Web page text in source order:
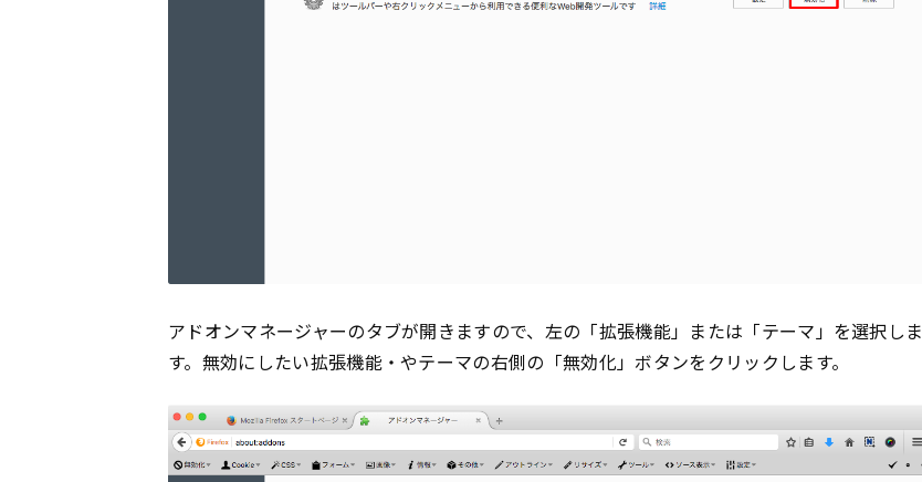
アドオンマネージャーのタブが開きますので、左の「拡張機能」または「テーマ」を選択しま
す。無効にしたい拡張機能・やテーマの右側の「無効化」ボタンをクリックします。